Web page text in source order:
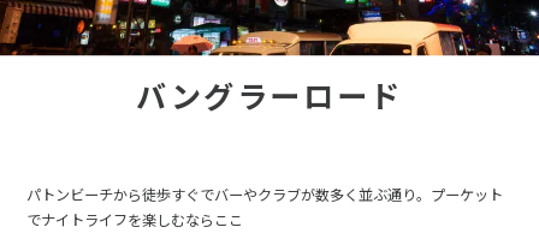
バングラーロード
パトンビーチから徒歩すぐでバーやクラブが数多く並ぶ通り。プーケット
でナイトライフを楽しむならここ